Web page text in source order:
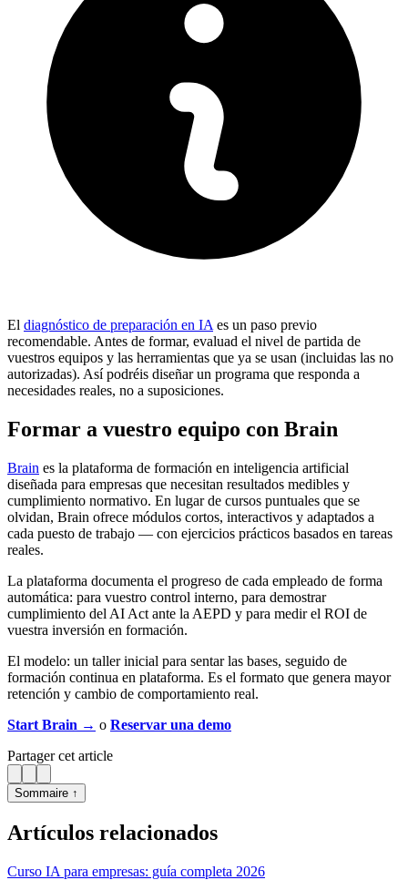
El diagnóstico de preparación en IA es un paso previo
recomendable. Antes de formar, evaluad el nivel de partida de
vuestros equipos y las herramientas que ya se usan (incluidas las no
autorizadas). Así podréis diseñar un programa que responda a
necesidades reales, no a suposiciones.
Formar a vuestro equipo con Brain
Brain es la plataforma de formación en inteligencia artificial
diseñada para empresas que necesitan resultados medibles y
cumplimiento normativo. En lugar de cursos puntuales que se
olvidan, Brain ofrece módulos cortos, interactivos y adaptados a
cada puesto de trabajo — con ejercicios prácticos basados en tareas
reales.
La plataforma documenta el progreso de cada empleado de forma
automática: para vuestro control interno, para demostrar
cumplimiento del AI Act ante la AEPD y para medir el ROI de
vuestra inversión en formación.
El modelo: un taller inicial para sentar las bases, seguido de
formación continua en plataforma. Es el formato que genera mayor
retención y cambio de comportamiento real.
Start Brain → o Reservar una demo
Partager cet article
Sommaire ↑
Artículos relacionados
Curso IA para empresas: guía completa 2026